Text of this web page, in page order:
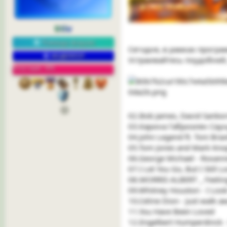
Stiv
Команда форума
МОДЕРАТОР
Репутация: 18%
Сегодня, в рамках
Устраивайтесь
02.Bob James, David
03.Карина Габриэлян
04.John Legend ft. Toni
05.Tom Jones and Mark
06.George Michael -
07.I Let You Go, But I Still
08.MORRIS ALBERT _
09.Whitney Houston - I
10.Celine Dion - Just walk
11.You Have Been Loved
12.Engelbert Humperdinck